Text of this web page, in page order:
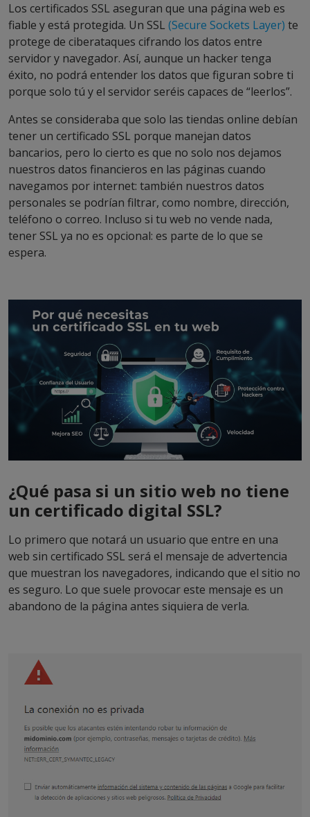
Los certificados SSL aseguran que una página web es
fiable y está protegida. Un SSL (Secure Sockets Layer) te
protege de ciberataques cifrando los datos entre
servidor y navegador. Así, aunque un hacker tenga
éxito, no podrá entender los datos que figuran sobre ti
porque solo tú y el servidor seréis capaces de “leerlos”.
Antes se consideraba que solo las tiendas online debían
tener un certificado SSL porque manejan datos
bancarios, pero lo cierto es que no solo nos dejamos
nuestros datos financieros en las páginas cuando
navegamos por internet: también nuestros datos
personales se podrían filtrar, como nombre, dirección,
teléfono o correo. Incluso si tu web no vende nada,
tener SSL ya no es opcional: es parte de lo que se
espera.
¿Qué pasa si un sitio web no tiene
un certificado digital SSL?
Lo primero que notará un usuario que entre en una
web sin certificado SSL será el mensaje de advertencia
que muestran los navegadores, indicando que el sitio no
es seguro. Lo que suele provocar este mensaje es un
abandono de la página antes siquiera de verla.